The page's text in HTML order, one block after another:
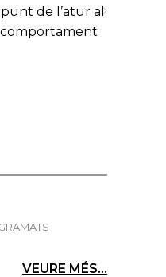
de l’atur al
VEURE MÉS...